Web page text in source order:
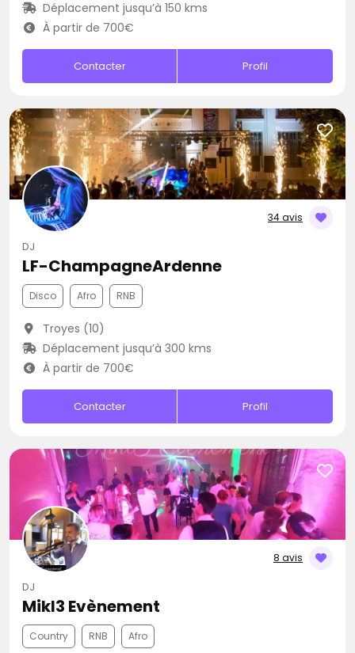
Déplacement jusqu’à 150 kms
À partir de 700€
Contacter Profil
34 avis
DJ
LF-ChampagneArdenne
Disco Afro RNB
Troyes (10)
Déplacement jusqu’à 300 kms
À partir de 700€
Contacter Profil
8 avis
DJ
Mikl3 Evènement
Country RNB Afro